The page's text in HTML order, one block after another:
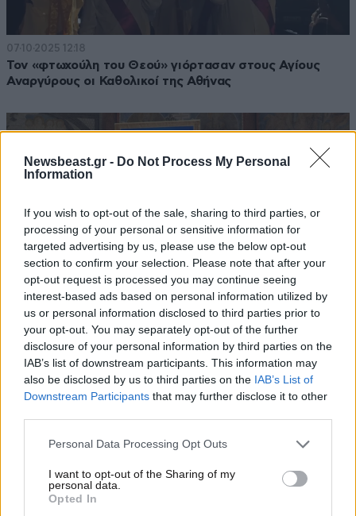
Newsbeast.gr - Do Not Process My Personal
Information
If you wish to opt-out of the sale, sharing to third parties, or
processing of your personal or sensitive information for
targeted advertising by us, please use the below opt-out
section to confirm your selection. Please note that after your
opt-out request is processed you may continue seeing
interest-based ads based on personal information utilized by
us or personal information disclosed to third parties prior to
your opt-out. You may separately opt-out of the further
disclosure of your personal information by third parties on the
IAB’s list of downstream participants. This information may
also be disclosed by us to third parties on the IAB’s List of
Downstream Participants that may further disclose it to other
Please note that this website/app uses one or more Google
not limited to your visit or usage behaviour. You may click to
grant or deny consent to Google and its third-party tags to
use your data for below specified purposes in below Google
Personal Data Processing Opt Outs
I want to opt-out of the Sharing of my
personal data.
Opted In
07·10·2025 12:18
Τον «φτωχούλη του Θεού» γιόρτασαν στους Αγίους
Αναργύρους οι Καθολικοί της Αθήνας
04·09·2025 14:13
Ο πρώτος μιλένιαλ άγιος της Καθολικής Εκκλησίας: Ο
15χρονος Κάρλο Ακούντις αγιοποιείται την Κυριακή από
τον Πάπα Λέοντα